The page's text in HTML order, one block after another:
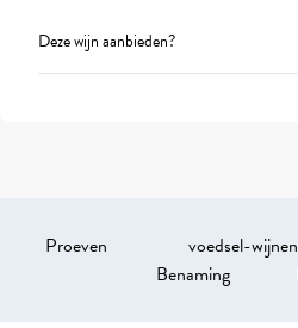
Deze wijn aanbieden?
Proeven voedsel-wijnen
Benaming